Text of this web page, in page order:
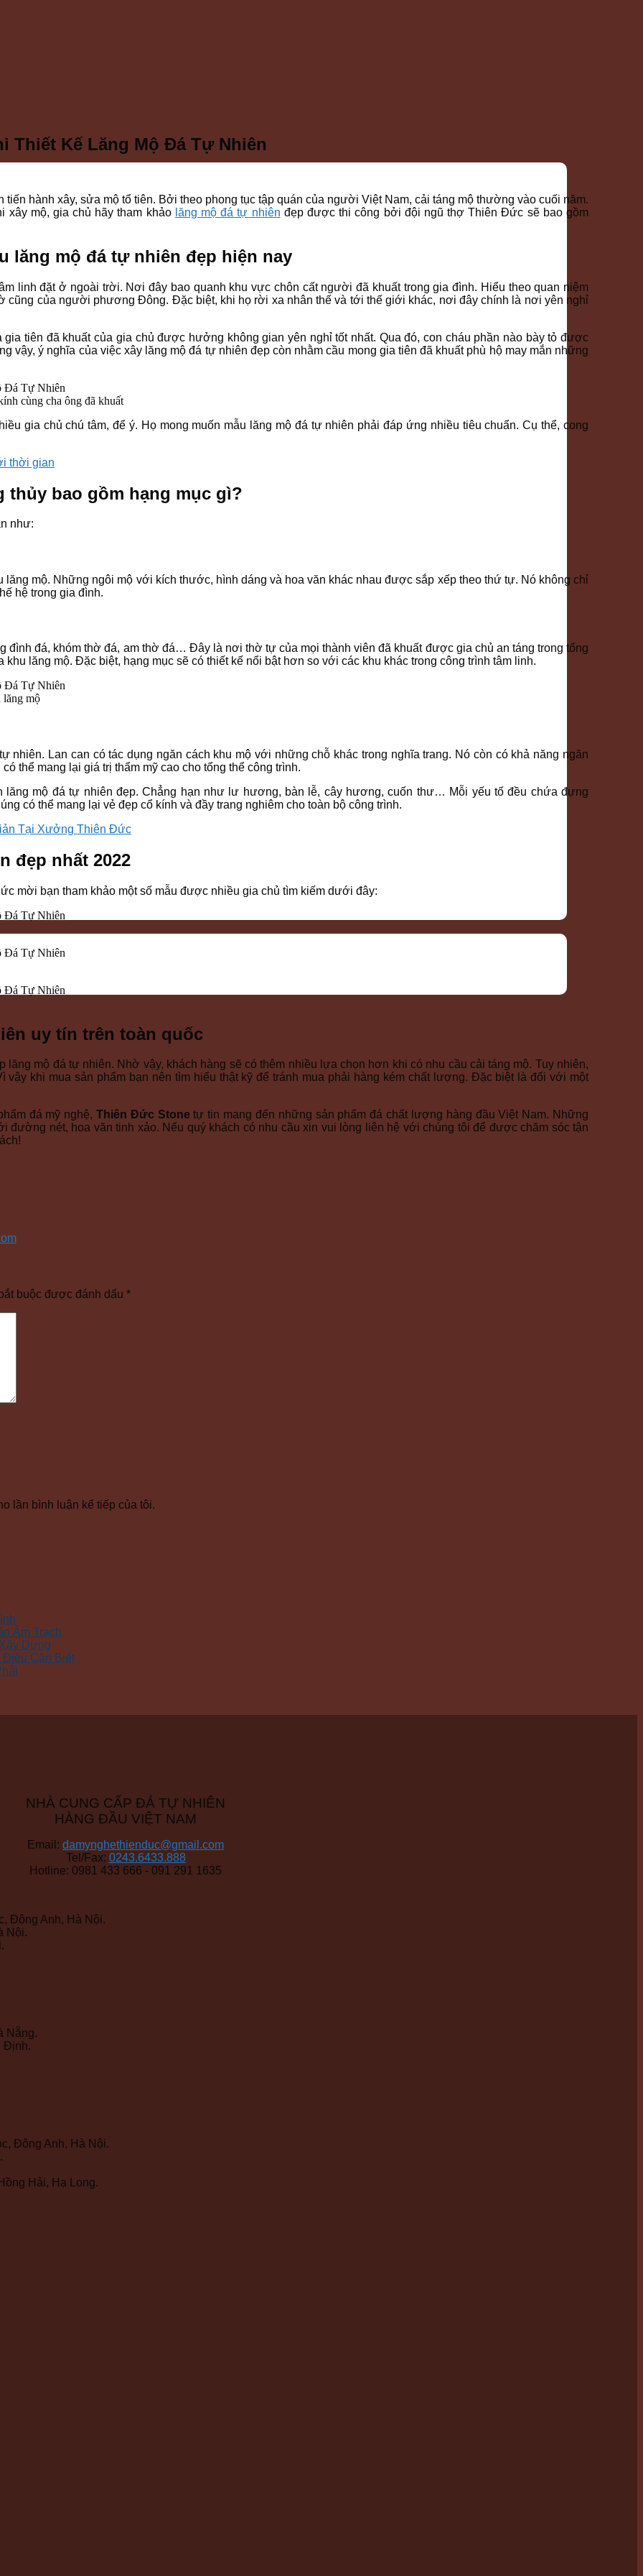
Thiết Kế Lăng Mộ Đá Tự Nhiên
hành xây, sửa mộ tổ tiên. Bởi theo phong tục tập quán của người Việt Nam, cải táng mộ thường vào cuối năm.
xây mộ, gia chủ hãy tham khảo lăng mộ đá tự nhiên đẹp được thi công bởi đội ngũ thợ Thiên Đức sẽ bao gồm
lăng mộ đá tự nhiên đẹp hiện nay
linh đặt ở ngoài trời. Nơi đây bao quanh khu vực chôn cất người đã khuất trong gia đình. Hiểu theo quan niệm
cũng của người phương Đông. Đặc biệt, khi họ rời xa nhân thế và tới thế giới khác, nơi đây chính là nơi yên nghỉ
tiên đã khuất của gia chủ được hưởng không gian yên nghỉ tốt nhất. Qua đó, con cháu phần nào bày tỏ được
vậy, ý nghĩa của việc xây lăng mộ đá tự nhiên đẹp còn nhằm cầu mong gia tiên đã khuất phù hộ may mắn những
cùng cha ông đã khuất
gia chủ chú tâm, để ý. Họ mong muốn mẫu lăng mộ đá tự nhiên phải đáp ứng nhiều tiêu chuẩn. Cụ thể, cong
thời gian
thủy bao gồm hạng mục gì?
như:
mộ. Những ngôi mộ với kích thước, hình dáng và hoa văn khác nhau được sắp xếp theo thứ tự. Nó không chỉ
hệ trong gia đình.
đình đá, khóm thờ đá, am thờ đá… Đây là nơi thờ tự của mọi thành viên đã khuất được gia chủ an táng trong tổng
lăng mộ. Đặc biệt, hạng mục sẽ có thiết kế nổi bật hơn so với các khu khác trong công trình tâm linh.
lăng mộ
nhiên. Lan can có tác dụng ngăn cách khu mộ với những chỗ khác trong nghĩa trang. Nó còn có khả năng ngăn
thể mang lại giá trị thẩm mỹ cao cho tổng thể công trình.
lăng mộ đá tự nhiên đẹp. Chẳng hạn như lư hương, bàn lễ, cây hương, cuốn thư… Mỗi yếu tố đều chứa đựng
có thể mang lại vẻ đẹp cổ kính và đầy trang nghiêm cho toàn bộ công trình.
Tại Xưởng Thiên Đức
đẹp nhất 2022
mời bạn tham khảo một số mẫu được nhiều gia chủ tìm kiếm dưới đây:
uy tín trên toàn quốc
mộ đá tự nhiên. Nhờ vậy, khách hàng sẽ có thêm nhiều lựa chọn hơn khi có nhu cầu cải táng mộ. Tuy nhiên,
vậy khi mua sản phẩm bạn nên tìm hiểu thật kỹ để tránh mua phải hàng kém chất lượng. Đặc biệt là đối với một
đá mỹ nghệ, Thiên Đức Stonetự tin mang đến những sản phẩm đá chất lượng hàng đầu Việt Nam. Những
nét, hoa văn tinh xảo. Nếu quý khách có nhu cầu xin vui lòng liên hệ với chúng tôi để được chăm sóc tận
buộc được đánh dấu *
lần bình luận kế tiếp của tôi.
Âm Trạch
Dựng
Điều Cần Biết
NHÀ CUNG CẤP ĐÁ TỰ NHIÊN
HÀNG ĐẦU VIỆT NAM
Email: damynghethienduc@gmail.com
Tel/Fax: 0243.6433.888
Hotline: 0981 433 666 - 091 291 1635
Đông Anh, Hà Nội.
Nội.
Nẵng.
Định.
Đông Anh, Hà Nội.
Hải, Hạ Long.